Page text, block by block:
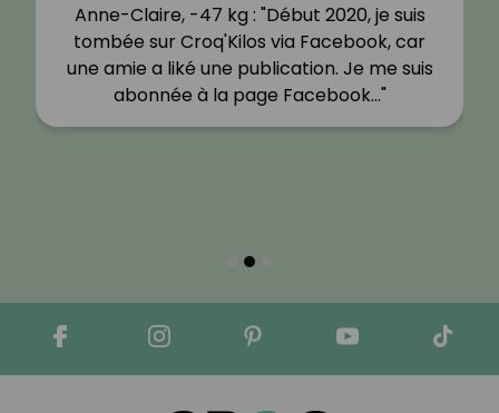
Anne-Claire, -47 kg : "Début 2020, je suis
tombée sur Croq'Kilos via Facebook, car
une amie a liké une publication. Je me suis
abonnée à la page Facebook…"